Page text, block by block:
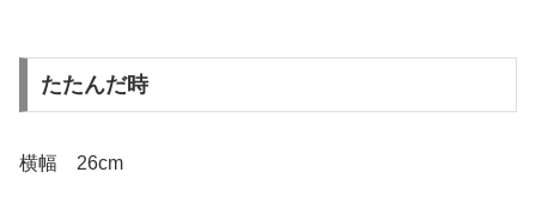
たたんだ時
横幅 26cm